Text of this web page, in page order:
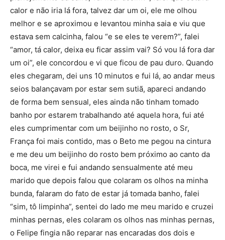
calor e não iria lá fora, talvez dar um oi, ele me olhou
melhor e se aproximou e levantou minha saia e viu que
estava sem calcinha, falou “e se eles te verem?”, falei
“amor, tá calor, deixa eu ficar assim vai? Só vou lá fora dar
um oi”, ele concordou e vi que ficou de pau duro. Quando
eles chegaram, dei uns 10 minutos e fui lá, ao andar meus
seios balançavam por estar sem sutiã, apareci andando
de forma bem sensual, eles ainda não tinham tomado
banho por estarem trabalhando até aquela hora, fui até
eles cumprimentar com um beijinho no rosto, o Sr,
França foi mais contido, mas o Beto me pegou na cintura
e me deu um beijinho do rosto bem próximo ao canto da
boca, me virei e fui andando sensualmente até meu
marido que depois falou que colaram os olhos na minha
bunda, falaram do fato de estar já tomada banho, falei
“sim, tô limpinha”, sentei do lado me meu marido e cruzei
minhas pernas, eles colaram os olhos nas minhas pernas,
o Felipe fingia não reparar nas encaradas dos dois e